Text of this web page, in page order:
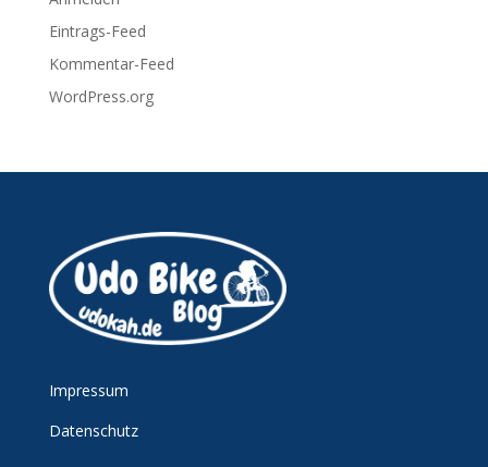
Eintrags-Feed
Kommentar-Feed
WordPress.org
Impressum
Datenschutz